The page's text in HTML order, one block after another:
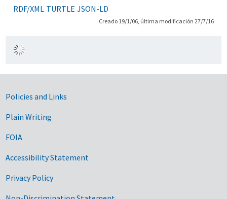
RDF/XML TURTLE JSON-LD
Creado 19/1/06, última modificación 27/7/16
Government Links
Policies and Links
Plain Writing
FOIA
Accessibility Statement
Privacy Policy